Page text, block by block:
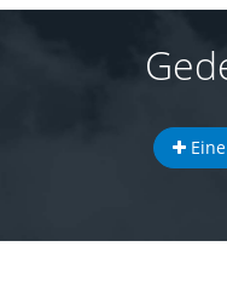
Eine